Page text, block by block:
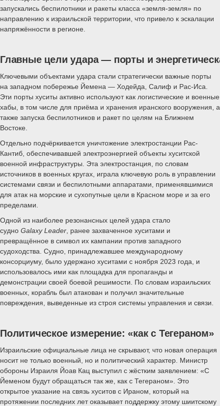
запускались беспилотники и ракеты класса «земля-земля» по
направлению к израильской территории, что привело к эскалации
напряжённости в регионе.
Главные цели удара — порты и
Ключевыми объектами удара стали стратегически важные порты
на западном побережье Йемена — Ходейда, Салиф и Рас-Иса.
Эти порты хуситы активно используют как логистические и военные
хабы, в том числе для приёма и хранения иранского вооружения, а
также запуска беспилотников и ракет по целям на Ближнем
Востоке.
Отдельно подчёркивается уничтожение электростанции Рас-
Кантиб, обеспечивавшей электроэнергией объекты хуситской
военной инфраструктуры. Эта электростанция, по словам
источников в военных кругах, играла ключевую роль в управлении
системами связи и беспилотными аппаратами, применявшимися
для атак на морские и сухопутные цели в Красном море и за его
пределами.
Одной из наиболее резонансных целей удара стало
судно Galaxy Leader , ранее захваченное хуситами и
превращённое в символ их кампании против западного
судоходства. Судно, принадлежавшее международному
консорциуму, было удержано хуситами с ноября 2023 года, и
использовалось ими как площадка для пропаганды и
демонстрации своей боевой решимости. По словам израильских
военных, корабль был атакован и получил значительные
повреждения, выведенные из строя системы управления и связи.
Политическое измерение: «как с Тегераном»
Израильские официальные лица не скрывают, что новая операция
носит не только военный, но и политический характер. Министр
обороны Израиля Йоав Кац выступил с жёстким заявлением: «С
Йеменом будут обращаться так же, как с Тегераном». Это
открытое указание на связь хуситов с Ираном, который на
протяжении последних лет оказывает поддержку этому шиитскому